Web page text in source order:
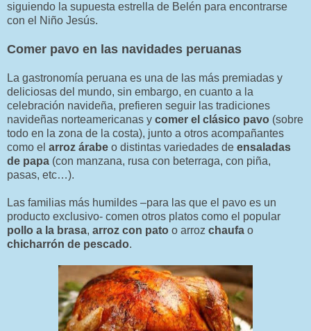
siguiendo la supuesta estrella de Belén para encontrarse
con el Niño Jesús.
Comer pavo en las navidades peruanas
La gastronomía peruana es una de las más premiadas y
deliciosas del mundo, sin embargo, en cuanto a la
celebración navideña, prefieren seguir las tradiciones
navideñas norteamericanas y comer el clásico pavo (sobre
todo en la zona de la costa), junto a otros acompañantes
como el arroz árabe o distintas variedades de ensaladas
de papa (con manzana, rusa con beterraga, con piña,
pasas, etc…).
Las familias más humildes –para las que el pavo es un
producto exclusivo- comen otros platos como el popular
pollo a la brasa, arroz con pato o arroz chaufa o
chicharrón de pescado.